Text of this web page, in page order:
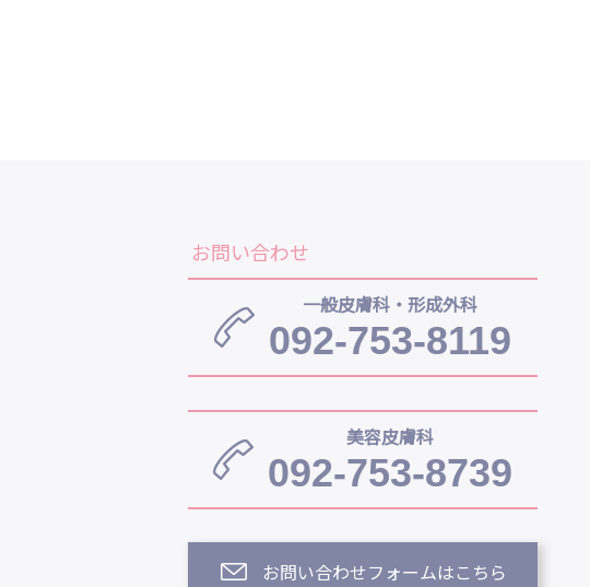
お問い合わせ
一般皮膚科・形成外科
092-753-8119
美容皮膚科
092-753-8739
お問い合わせフォームはこちら